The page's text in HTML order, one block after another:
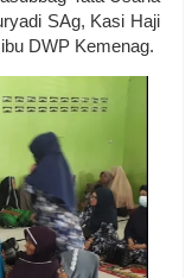
SAg, Kasi Haji
DWP Kemenag.